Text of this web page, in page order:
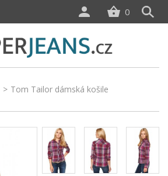
> Tom Tailor dámská košile
0